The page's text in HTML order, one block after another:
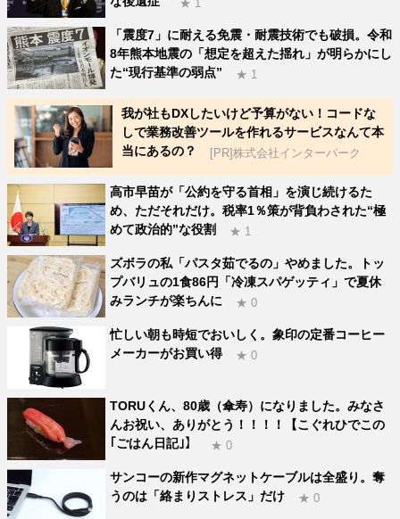
★ 1
「震度7」に耐える免震・耐震技術でも破損。令和
8年熊本地震の「想定を超えた揺れ」が明らかにし
た“現行基準の弱点”
★ 1
我が社もDXしたいけど予算がない！コードな
しで業務改善ツールを作れるサービスなんて本
当にあるの？
[PR]株式会社インターパーク
高市早苗が「公約を守る首相」を演じ続けるた
め、ただそれだけ。税率1％策が背負わされた“極
めて政治的”な役割
★ 1
ズボラの私「パスタ茹でるの」やめました。トッ
プバリュの1食86円「冷凍スパゲッティ」で夏休
みランチが楽ちんに
★ 0
忙しい朝も時短でおいしく。象印の定番コーヒー
メーカーがお買い得
★ 0
TORUくん、80歳（傘寿）になりました。みなさ
んお祝い、ありがとう！！！！【こぐれひでこの
｢ごはん日記｣】
★ 0
サンコーの新作マグネットケーブルは全盛り。奪
うのは「絡まりストレス」だけ
★ 0